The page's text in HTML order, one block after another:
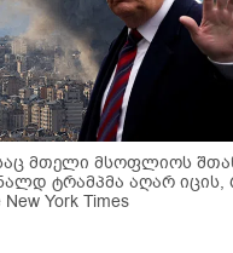
მთელი მსოფლიოს
ტრამპმა აღარ
York Times